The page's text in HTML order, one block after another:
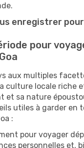
enregistrer
pour
aux multiples
culture locale riche
et sa nature
utiles à garder en
:
pour voyager
personnelles et,